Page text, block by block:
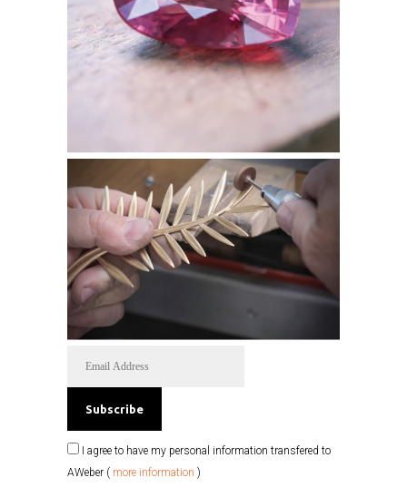
I agree to have my personal information transfered to
AWeber ( more information )